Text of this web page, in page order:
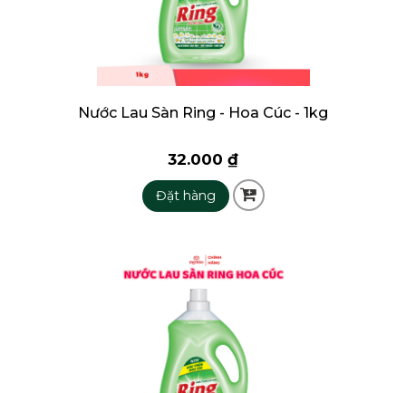
Nước Lau Sàn Ring - Hoa Cúc - 1kg
32.000 ₫
Đặt hàng